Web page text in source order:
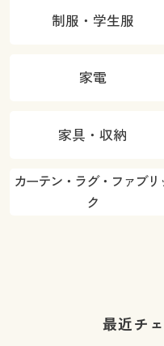
制服・学生服
家電
家具・収納
カーテン・ラグ・ファブリ
ク
最近チ